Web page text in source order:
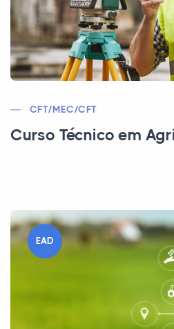
CFT/MEC/CFT
Curso Técnico em
EAD